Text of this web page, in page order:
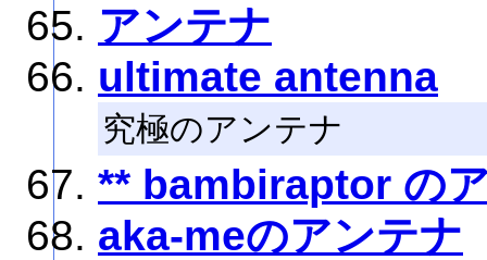
アンテナ
ultimate antenna
究極のアンテナ
** bambiraptor の
aka-meのアンテナ